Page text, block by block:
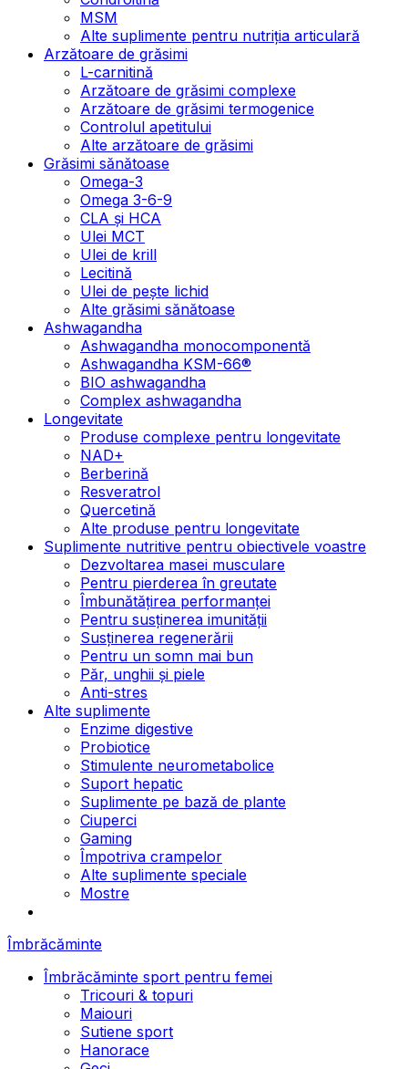
MSM
Alte suplimente pentru nutriția articulară
Arzătoare de grăsimi
L-carnitină
Arzătoare de grăsimi complexe
Arzătoare de grăsimi termogenice
Controlul apetitului
Alte arzătoare de grăsimi
Grăsimi sănătoase
Omega-3
Omega 3-6-9
CLA şi HCA
Ulei MCT
Ulei de krill
Lecitină
Ulei de pește lichid
Alte grăsimi sănătoase
Ashwagandha
Ashwagandha monocomponentă
Ashwagandha KSM-66®
BIO ashwagandha
Complex ashwagandha
Longevitate
Produse complexe pentru longevitate
NAD+
Berberină
Resveratrol
Quercetină
Alte produse pentru longevitate
Suplimente nutritive pentru obiectivele voastre
Dezvoltarea masei musculare
Pentru pierderea în greutate
Îmbunătățirea performanței
Pentru susținerea imunității
Susținerea regenerării
Pentru un somn mai bun
Păr, unghii și piele
Anti-stres
Alte suplimente
Enzime digestive
Probiotice
Stimulente neurometabolice
Suport hepatic
Suplimente pe bază de plante
Ciuperci
Gaming
Împotriva crampelor
Alte suplimente speciale
Mostre
Îmbrăcăminte
Îmbrăcăminte sport pentru femei
Tricouri & topuri
Maiouri
Sutiene sport
Hanorace